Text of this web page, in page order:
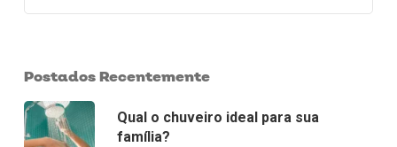
Postados Recentemente
Qual o chuveiro ideal para sua
família?